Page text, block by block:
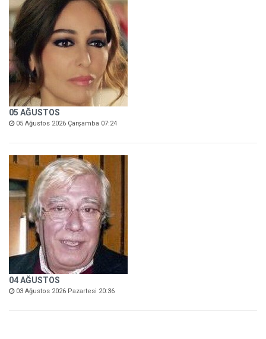
05 AĞUSTOS
05 Ağustos 2026 Çarşamba 07:24
04 AĞUSTOS
03 Ağustos 2026 Pazartesi 20:36